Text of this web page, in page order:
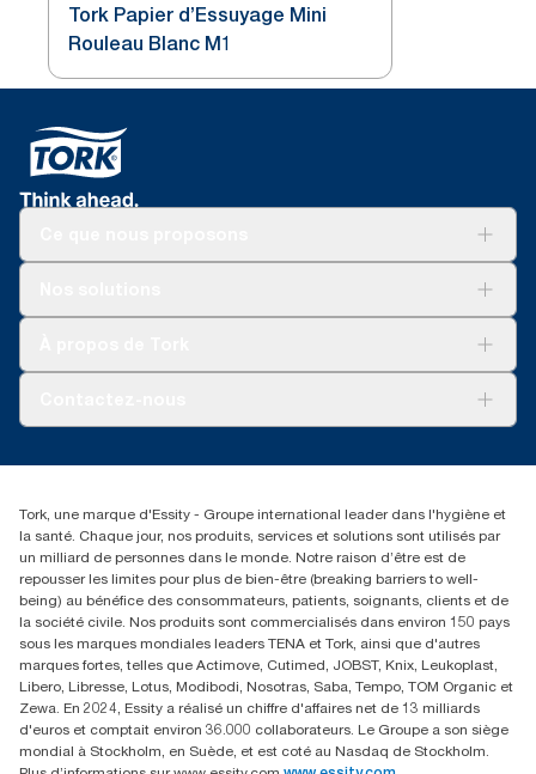
Tork Papier d’Essuyage Mini
Rouleau Blanc M1
+216 71 11 60 00
52 Rue 8601 ZI CHARGUIA 1
BP194.Tunis, Tunisie
Tork, une marque d'Essity - Groupe international leader dans l'hygiène et
la santé. Chaque jour, nos produits, services et solutions sont utilisés par
un milliard de personnes dans le monde. Notre raison d’être est de
repousser les limites pour plus de bien-être (breaking barriers to well-
being) au bénéfice des consommateurs, patients, soignants, clients et de
la société civile. Nos produits sont commercialisés dans environ 150 pays
sous les marques mondiales leaders TENA et Tork, ainsi que d'autres
marques fortes, telles que Actimove, Cutimed, JOBST, Knix, Leukoplast,
Libero, Libresse, Lotus, Modibodi, Nosotras, Saba, Tempo, TOM Organic et
Zewa. En 2024, Essity a réalisé un chiffre d'affaires net de 13 milliards
d'euros et comptait environ 36.000 collaborateurs. Le Groupe a son siège
mondial à Stockholm, en Suède, et est coté au Nasdaq de Stockholm.